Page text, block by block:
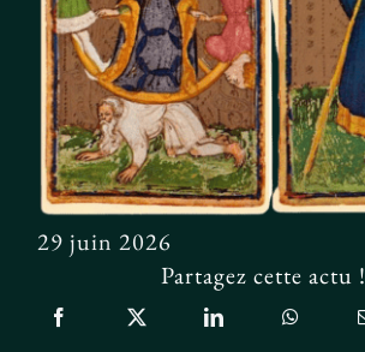
Facebook
29 juin 2026
Partagez cette actu !